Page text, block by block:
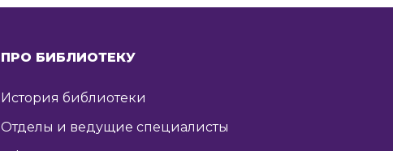
ПРО БИБЛИОТЕКУ
История библиотеки
Отделы и ведущие специалисты